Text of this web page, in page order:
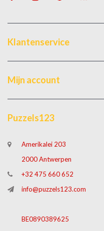
Klantenservice
Mijn account
Puzzels123
Amerikalei 203
2000 Antwerpen
+32 475 660 652
info@puzzels123.com
BE0890389625